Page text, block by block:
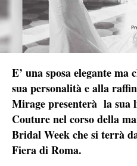
E’ una sposa elegante
sua personalità e alla
Mirage presenterà la sua
Couture nel corso della
Bridal Week che si terrà
Fiera di Roma.